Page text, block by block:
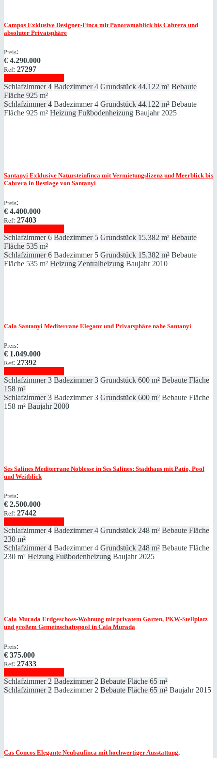
Campos Exklusive Designer-Finca mit Panoramablick bis Cabrera und
absoluter Privatsphäre
Preis:
€ 4.290.000
Ref: 27297
Schlafzimmer 4 Badezimmer 4 Grundstück 44.122 m² Bebaute
Fläche 925 m²
Schlafzimmer 4 Badezimmer 4 Grundstück 44.122 m² Bebaute
Fläche 925 m² Heizung Fußbodenheizung Baujahr 2025
Santanyi Exklusive Natursteinfinca mit Vermietungslizenz und Meerblick bis
Cabrera in Bestlage von Santanyí
Preis:
€ 4.400.000
Ref: 27403
Schlafzimmer 6 Badezimmer 5 Grundstück 15.382 m² Bebaute
Fläche 535 m²
Schlafzimmer 6 Badezimmer 5 Grundstück 15.382 m² Bebaute
Fläche 535 m² Heizung Zentralheizung Baujahr 2010
Cala Santanyi Mediterrane Eleganz und Privatsphäre nahe Santanyí
Preis:
€ 1.049.000
Ref: 27392
Schlafzimmer 3 Badezimmer 3 Grundstück 600 m² Bebaute Fläche
158 m²
Schlafzimmer 3 Badezimmer 3 Grundstück 600 m² Bebaute Fläche
158 m² Baujahr 2000
Ses Salines Mediterrane Noblesse in Ses Salines: Stadthaus mit Patio, Pool
und Weitblick
Preis:
€ 2.500.000
Ref: 27442
Schlafzimmer 4 Badezimmer 4 Grundstück 248 m² Bebaute Fläche
230 m²
Schlafzimmer 4 Badezimmer 4 Grundstück 248 m² Bebaute Fläche
230 m² Heizung Fußbodenheizung Baujahr 2025
Cala Murada Erdgeschoss-Wohnung mit privatem Garten, PKW-Stellplatz
und großem Gemeinschaftspool in Cala Murada
Preis:
€ 375.000
Ref: 27433
Schlafzimmer 2 Badezimmer 2 Bebaute Fläche 65 m²
Schlafzimmer 2 Badezimmer 2 Bebaute Fläche 65 m² Baujahr 2015
Cas Concos Elegante Neubaufinca mit hochwertiger Ausstattung,